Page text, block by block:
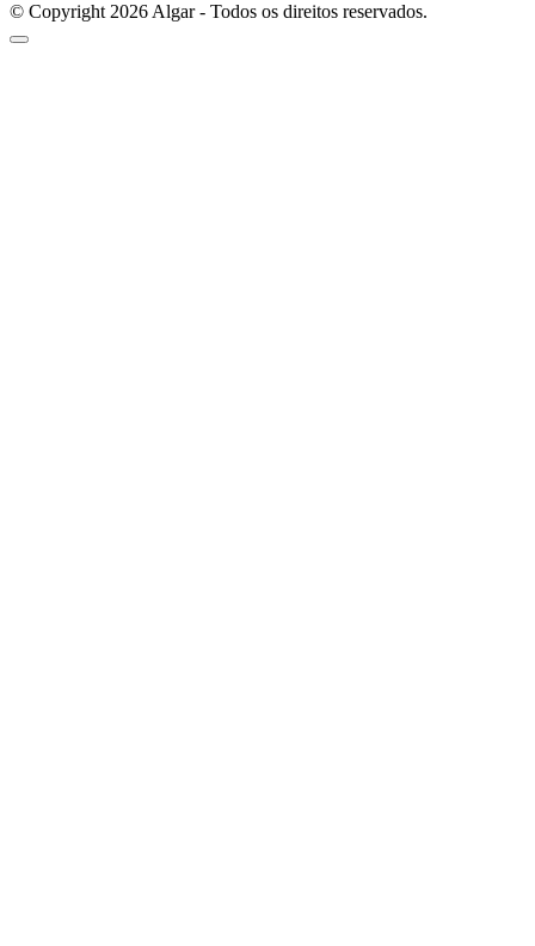
© Copyright 2026 Algar - Todos os direitos reservados.